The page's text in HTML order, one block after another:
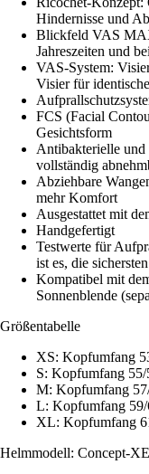
Hindernisse und
Blickfeld VAS
Jahreszeiten und
VAS-System:
Visier für
FCS (Facial
Gesichtsform
Antibakterielle und
vollständig
Abziehbare
mehr Komfort
Ausgestattet mit
Handgefertigt
Testwerte für
ist es, die
Kompatibel mit
Sonnenblende
Größentabelle
XS: Kopfumfang
S: Kopfumfang 55/
M: Kopfumfang
L: Kopfumfang 59/
XL: Kopfumfang
Helmmodell: Concept-XE